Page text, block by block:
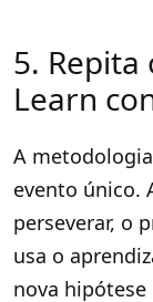
5. Repita
Learn
A
evento único.
perseverar, o
usa o
nova